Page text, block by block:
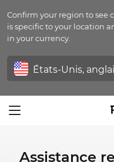
Confirm your region to see
is specific to your location
in your currency.
Petfeed
Se Connecter
Assistance